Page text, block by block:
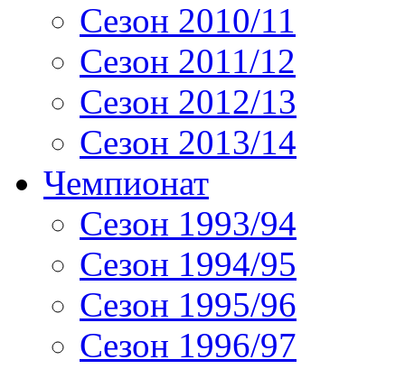
Сезон 2010/11
Сезон 2011/12
Сезон 2012/13
Сезон 2013/14
Чемпионат
Сезон 1993/94
Сезон 1994/95
Сезон 1995/96
Сезон 1996/97